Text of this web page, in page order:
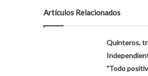
Artículos Relacionados
Quinteros,
"Todo